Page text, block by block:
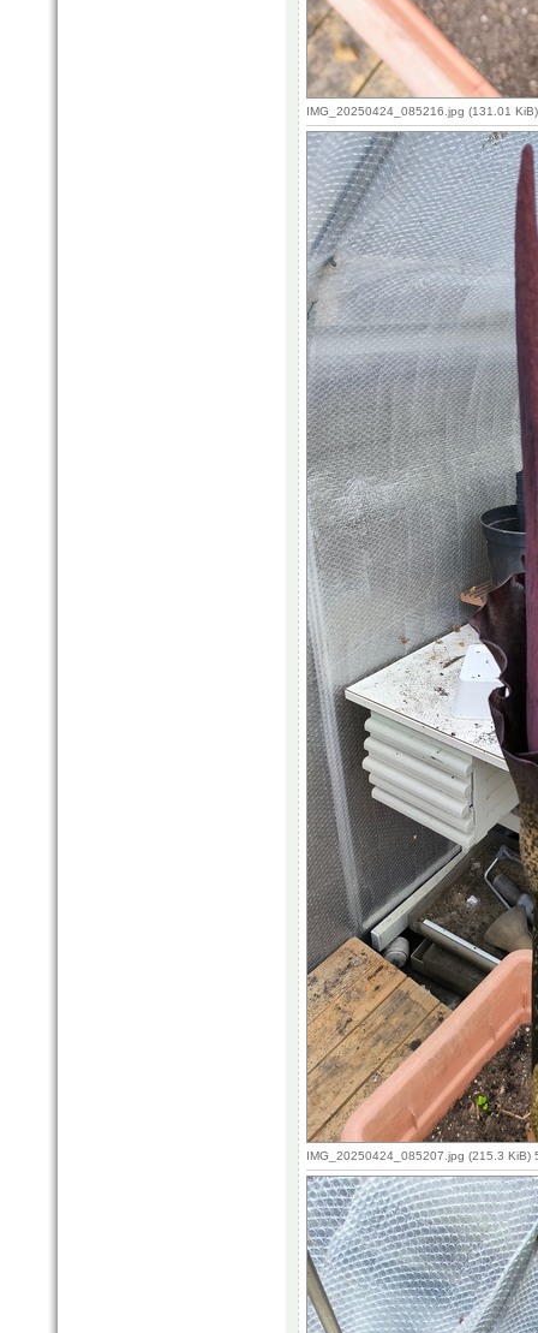
IMG_20250424_085216.jpg (131.01
IMG_20250424_085207.jpg (215.3 KiB)